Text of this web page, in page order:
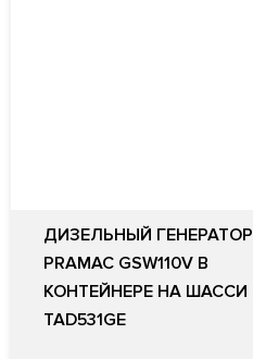
ДИЗЕЛЬНЫЙ ГЕНЕРАТОР
PRAMAC GSW110V В
КОНТЕЙНЕРЕ НА ШАССИ
TAD531GE